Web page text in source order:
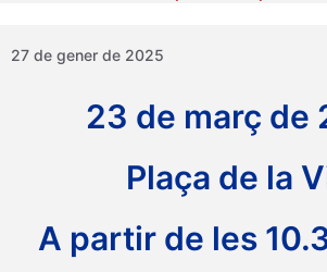
27 de gener de 2025
23 de març de
Plaça de la
A partir de les